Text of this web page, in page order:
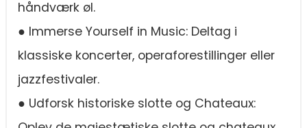
håndværk øl.
● Immerse Yourself in Music: Deltag i
klassiske koncerter, operaforestillinger eller
jazzfestivaler.
● Udforsk historiske slotte og Chateaux: